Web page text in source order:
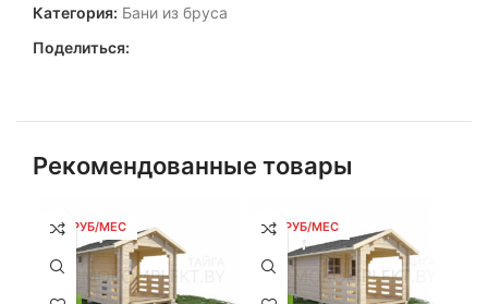
Категория: Бани из бруса
Поделиться:
Рекомендованные товары
147 РУБ/МЕС 159 РУБ/МЕС